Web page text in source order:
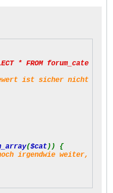
* FROM forum_cate
ist sicher nicht
($cat)) {
irgendwie weiter,